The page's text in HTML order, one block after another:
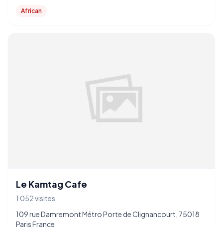
African
Le Kamtag Cafe
1 052 visites
109 rue Damremont Métro Porte de Clignancourt, 75018
Paris France